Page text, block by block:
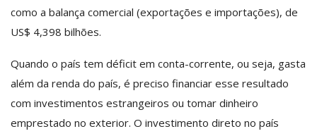
como a balança comercial (exportações e importações), de
US$ 4,398 bilhões.
Quando o país tem déficit em conta-corrente, ou seja, gasta
além da renda do país, é preciso financiar esse resultado
com investimentos estrangeiros ou tomar dinheiro
emprestado no exterior. O investimento direto no país